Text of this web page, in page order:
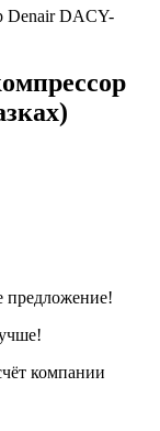
Denair DACY-
предложение!
компании